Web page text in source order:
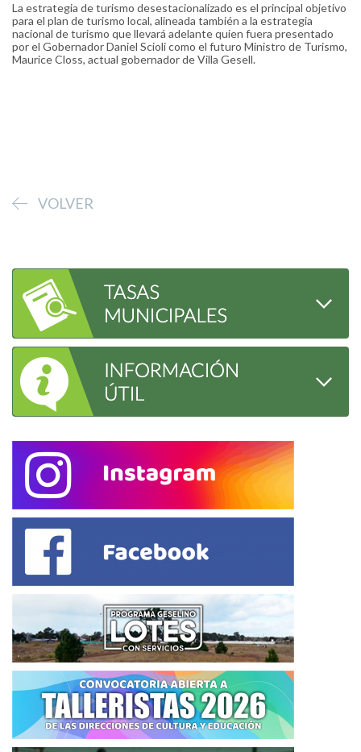
La estrategia de turismo desestacionalizado es el principal objetivo
para el plan de turismo local, alineada también a la estrategia
nacional de turismo que llevará adelante quien fuera presentado
por el Gobernador Daniel Scioli como el futuro Ministro de Turismo,
Maurice Closs, actual gobernador de Villa Gesell.
VOLVER